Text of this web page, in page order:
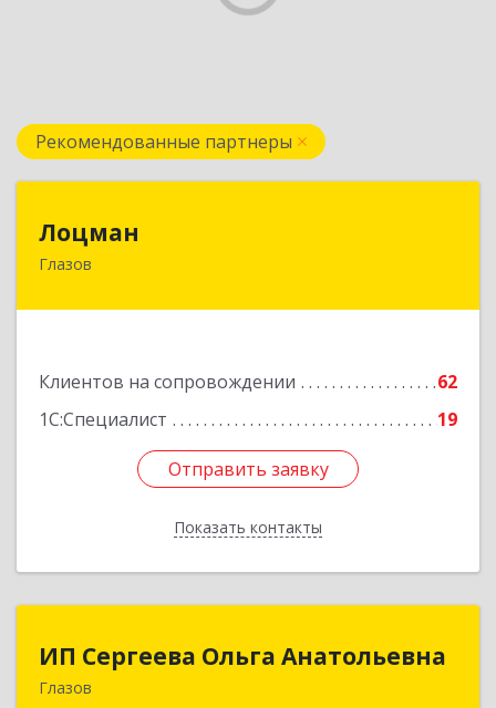
Рекомендованные партнеры
Лоцман
Глазов
Клиентов на сопровождении
62
1С:Специалист
19
Отправить заявку
Показать контакты
427620, Удмуртская Респ, Глазов г, Сибирская
Отправить заявку
Назад
ИП Сергеева Ольга Анатольевна
Глазов